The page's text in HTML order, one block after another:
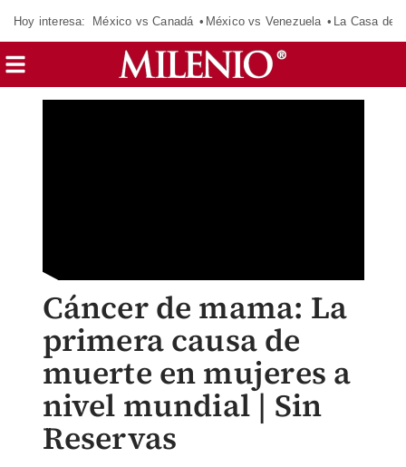
Hoy interesa: México vs Canadá México vs Venezuela La Casa de
Cáncer de mama: La
primera causa de
muerte en mujeres a
nivel mundial | Sin
Reservas